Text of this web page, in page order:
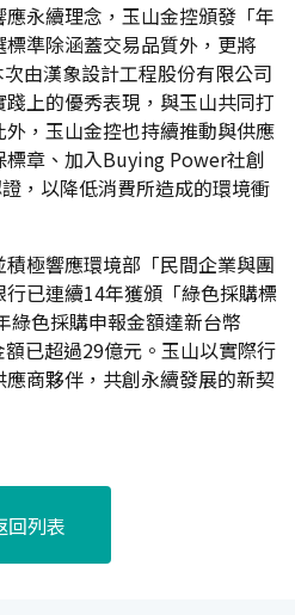
永續理念，玉山金控頒發「年
準除涵蓋交易品質外，更將
由漢象設計工程股份有限公司
上的優秀表現，與玉山共同打
，玉山金控也持續推動與供應
章、加入Buying Power社創
，以降低消費所造成的環境衝
極響應環境部「民間企業與團
已連續14年獲頒「綠色採購標
綠色採購申報金額達新台幣
已超過29億元。玉山以實際行
商夥伴，共創永續發展的新契
回列表